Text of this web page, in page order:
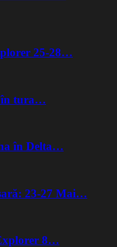
25-28…
în tura…
în Delta…
23-27 Mai…
8…